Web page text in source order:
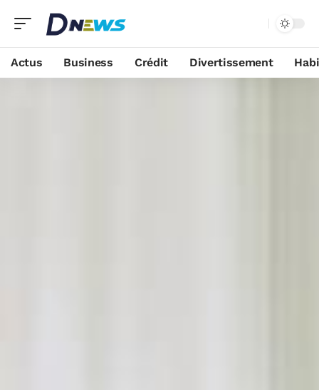
Actus Business Crédit Divertissement